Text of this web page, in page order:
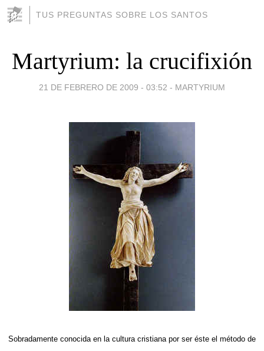
TUS PREGUNTAS SOBRE LOS SANTOS
Martyrium: la crucifixión
21 DE FEBRERO DE 2009 - 03:52 - MARTYRIUM
Sobradamente conocida en la cultura cristiana por ser éste el método de